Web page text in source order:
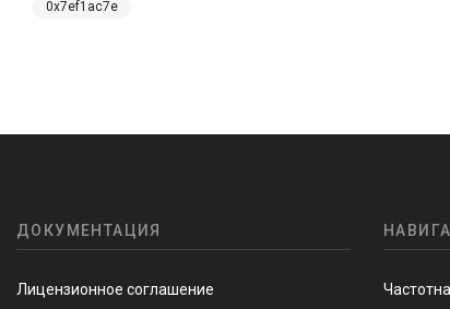
0x7ef1ac7e
ДОКУМЕНТАЦИЯ
Лицензионное соглашение